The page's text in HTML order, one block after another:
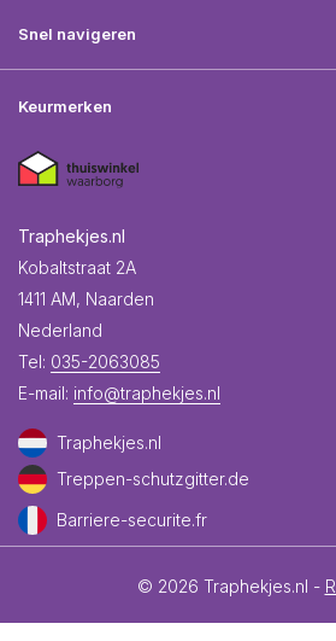
Snel navigeren
Keurmerken
Traphekjes.nl
Kobaltstraat 2A
1411 AM, Naarden
Nederland
Tel: 035-2063085
E-mail: info@traphekjes.nl
Traphekjes.nl
Treppen-schutzgitter.de
Barriere-securite.fr
© 2026 Traphekjes.nl -